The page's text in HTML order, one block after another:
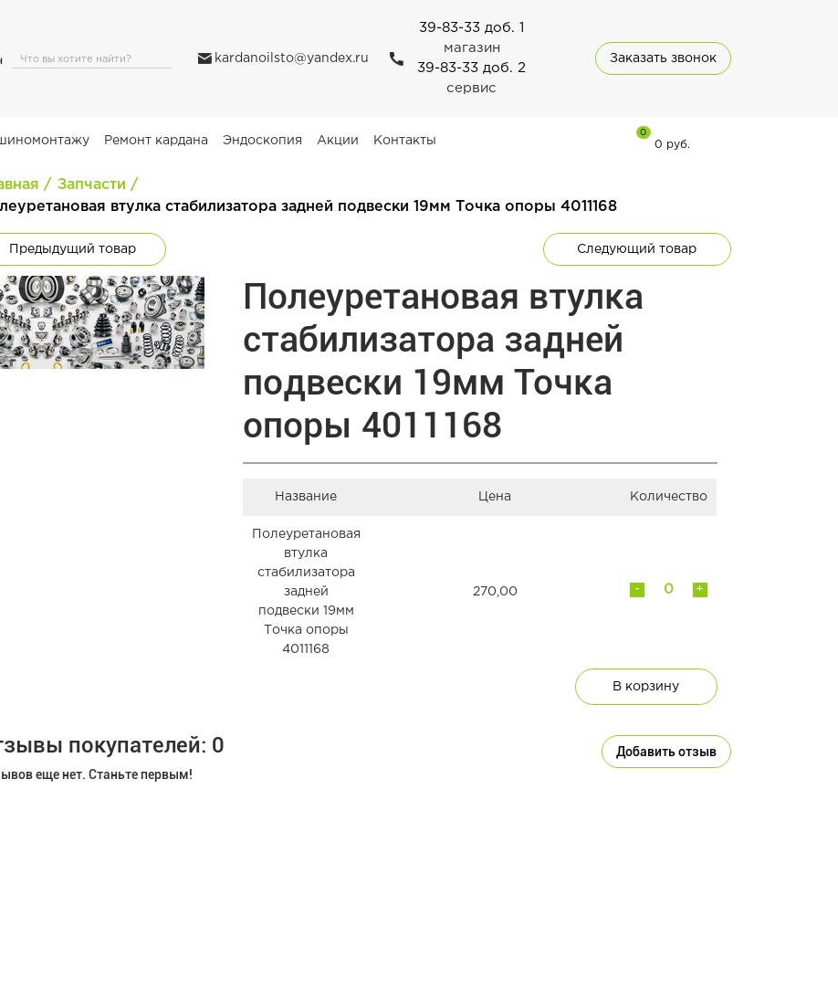
kardanoilsto@yandex.ru
39-83-33 доб. 1
магазин
39-83-33 доб. 2
сервис
Заказать звонок
Ремонт кардана Эндоскопия Акции Контакты
0
0 руб.
Запчасти
втулка стабилизатора задней подвески 19мм Точка опоры 4011168
Предыдущий товар Следующий товар
Полеуретановая втулка
стабилизатора задней
подвески 19мм Точка
опоры 4011168
Название Цена Количество
Полеуретановая
втулка
стабилизатора
задней
подвески 19мм
Точка опоры
4011168
270,00 +
-
В корзину
покупателей: 0
Добавить отзыв
еще нет. Станьте первым!